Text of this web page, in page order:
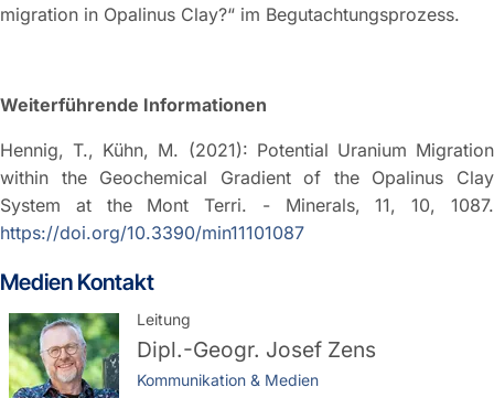
migration in Opalinus Clay?“ im Begutachtungsprozess.
Weiterführende Informationen
Hennig, T., Kühn, M. (2021): Potential Uranium Migration
within the Geochemical Gradient of the Opalinus Clay
System at the Mont Terri. - Minerals, 11, 10, 1087.
https://doi.org/10.3390/min11101087
Medien Kontakt
Leitung
Dipl.-Geogr. Josef Zens
Kommunikation & Medien